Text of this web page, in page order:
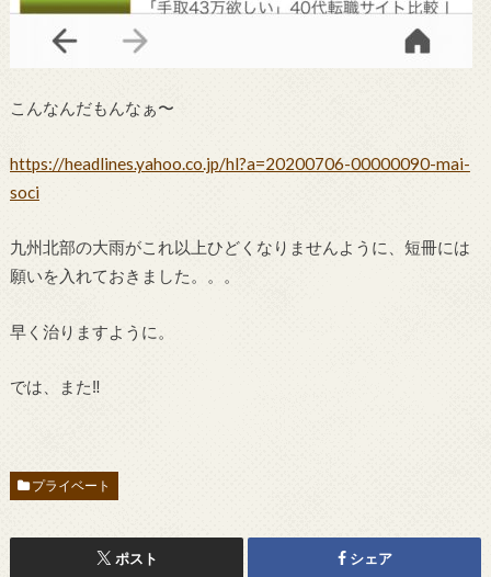
こんなんだもんなぁ〜
https://headlines.yahoo.co.jp/hl?a=20200706-00000090-mai-
soci
九州北部の大雨がこれ以上ひどくなりませんように、短冊には
願いを入れておきました。。。
早く治りますように。
では、また‼︎
プライベート
ポスト シェア